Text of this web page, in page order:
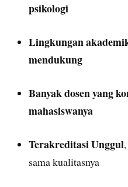
psikologi
Lingkungan
mendukung
Banyak dosen yang
mahasiswanya
Terakreditasi Unggul
sama kualitasnya